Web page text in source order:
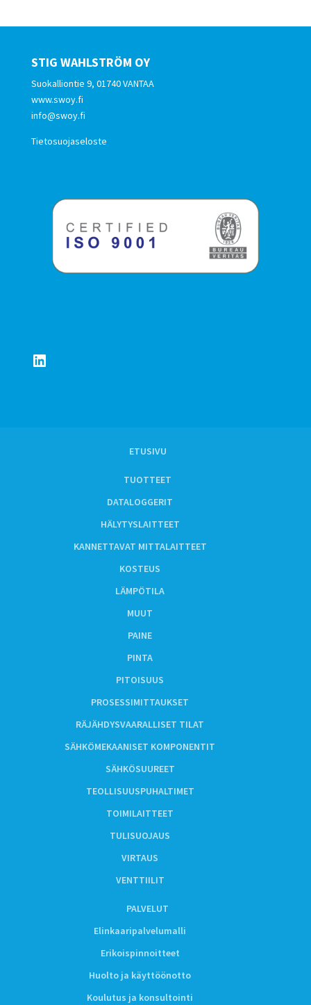
STIG WAHLSTRÖM OY
Suokalliontie 9, 01740 VANTAA
www.swoy.fi
info@swoy.fi
Tietosuojaseloste
LinkedIn
ETUSIVU
TUOTTEET
DATALOGGERIT
HÄLYTYSLAITTEET
KANNETTAVAT MITTALAITTEET
KOSTEUS
LÄMPÖTILA
MUUT
PAINE
PINTA
PITOISUUS
PROSESSIMITTAUKSET
RÄJÄHDYSVAARALLISET TILAT
SÄHKÖMEKAANISET KOMPONENTIT
SÄHKÖSUUREET
TEOLLISUUSPUHALTIMET
TOIMILAITTEET
TULISUOJAUS
VIRTAUS
VENTTIILIT
PALVELUT
Elinkaaripalvelumalli
Erikoispinnoitteet
Huolto ja käyttöönotto
Koulutus ja konsultointi